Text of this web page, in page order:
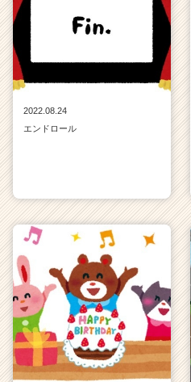
r）
2022.08.24
エンドロール